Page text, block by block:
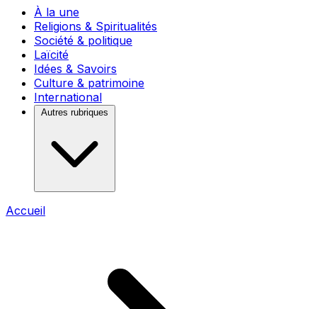
À la une
Religions & Spiritualités
Société & politique
Laïcité
Idées & Savoirs
Culture & patrimoine
International
Autres rubriques
Accueil